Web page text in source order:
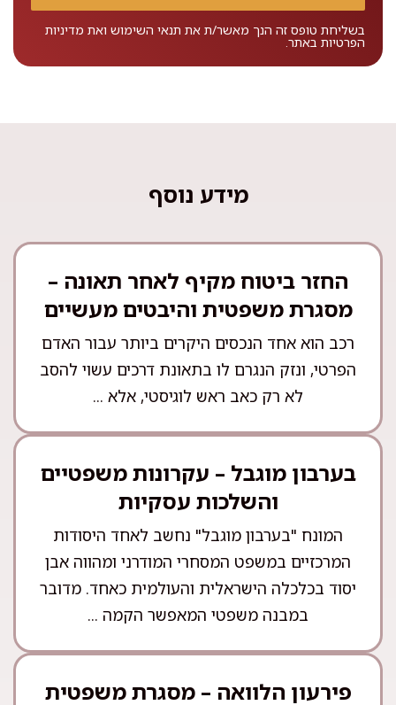
בשליחת טופס זה הנך מאשר/ת את תנאי השימוש ואת מדיניות
הפרטיות באתר.
מידע נוסף
החזר ביטוח מקיף לאחר תאונה –
מסגרת משפטית והיבטים מעשיים
רכב הוא אחד הנכסים היקרים ביותר עבור האדם
הפרטי, ונזק הנגרם לו בתאונת דרכים עשוי להסב
לא רק כאב ראש לוגיסטי, אלא ...
בערבון מוגבל – עקרונות משפטיים
והשלכות עסקיות
המונח "בערבון מוגבל" נחשב לאחד היסודות
המרכזיים במשפט המסחרי המודרני ומהווה אבן
יסוד בכלכלה הישראלית והעולמית כאחד. מדובר
במבנה משפטי המאפשר הקמה ...
פירעון הלוואה – מסגרת משפטית